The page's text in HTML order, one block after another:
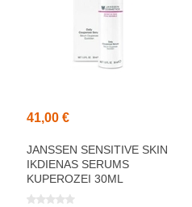
41,00 €
JANSSEN SENSITIVE SKIN
IKDIENAS SERUMS
KUPEROZEI 30ML